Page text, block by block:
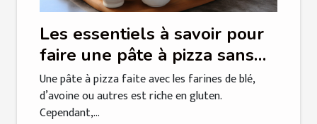
Les essentiels à savoir pour
faire une pâte à pizza sans
gluten
Une pâte à pizza faite avec les farines de blé,
d’avoine ou autres est riche en gluten.
Cependant,...